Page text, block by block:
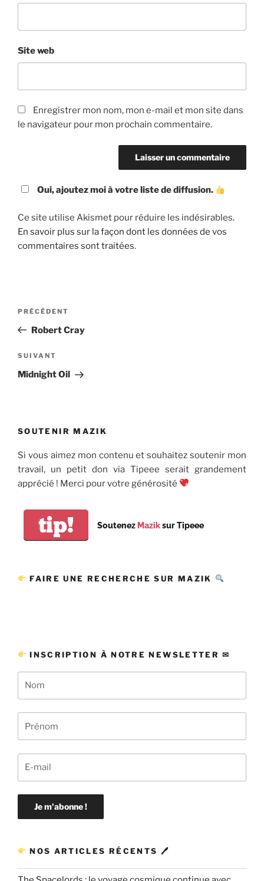
Site web
Enregistrer mon nom, mon e-mail et mon site dans
le navigateur pour mon prochain commentaire.
Oui, ajoutez moi à votre liste de diffusion.
Ce site utilise Akismet pour réduire les indésirables.
En savoir plus sur la façon dont les données de vos
commentaires sont traitées.
Navigation
l’article
Article
précédent
PRÉCÉDENT
Robert Cray
Article
suivant
SUIVANT
Midnight Oil
SOUTENIR MAZIK
Si vous aimez mon contenu et souhaitez soutenir mon
travail, un petit don via Tipeee serait grandement
apprécié ! Merci pour votre générosité
tip! Soutenez Maziksur Tipeee
FAIRE UNE RECHERCHE SUR MAZIK
INSCRIPTION À NOTRE NEWSLETTER ✉
NOS ARTICLES RÉCENTS 🖊